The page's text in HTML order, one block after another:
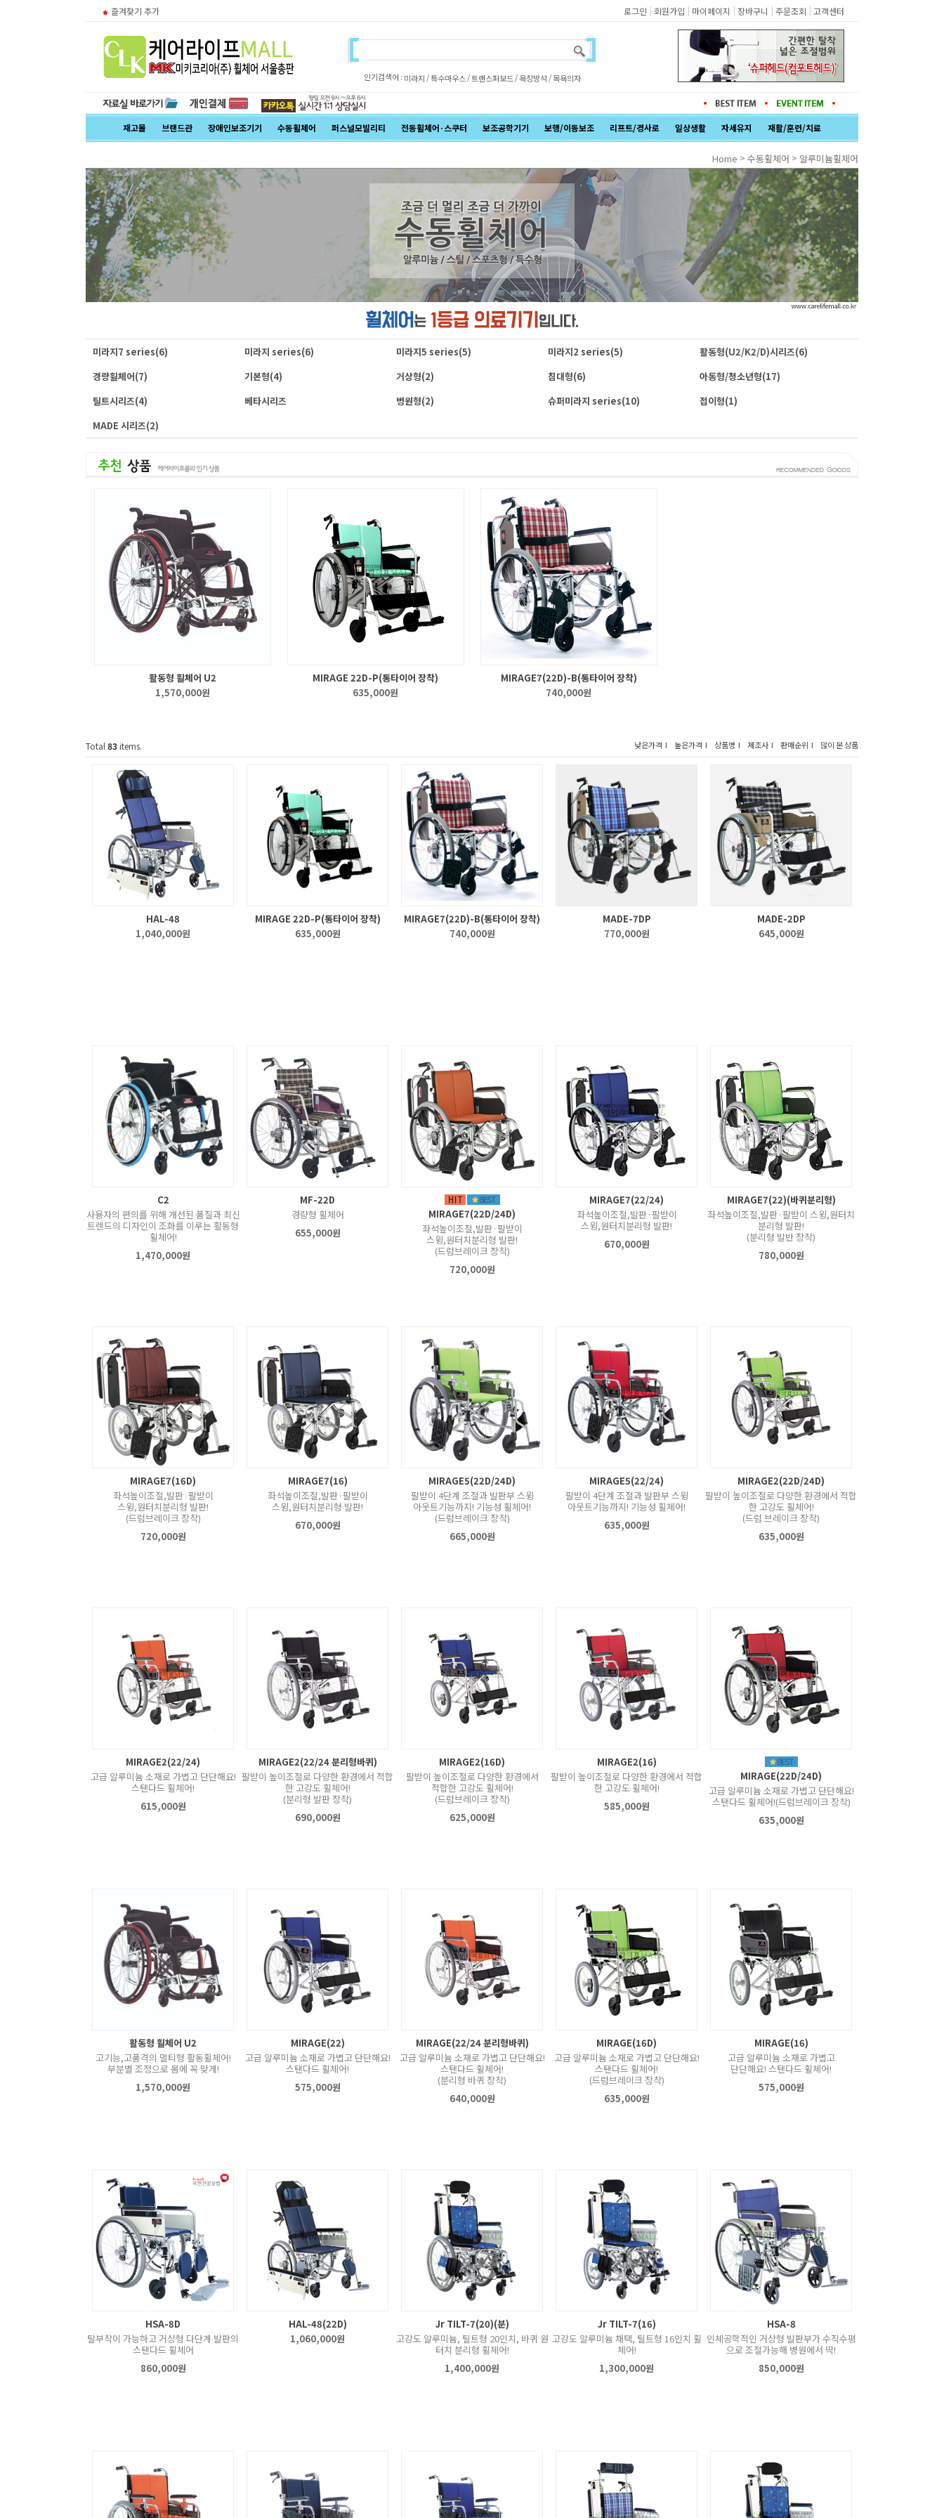
즐겨찾기 추가 로그인 | 회원가입 | 마이페이지 | 장바구니 | 주문조회 | 고객센터
인기검색어 : 미라지 /특수마우스/트랜스퍼보드 /욕창방석 /목욕의자
재고몰 브랜드관 장애인보조기기 수동휠체어 퍼스널모빌리티 전동휠체어·스쿠터 보조공학기기 보행/이동보조 리프트/경사로 일상생활 자세유지 재활/훈련/치료
Home > 수동휠체어 > 알루미늄휠체어
미라지7 series(6) 미라지 series(6) 미라지5 series(5) 미라지2 series(5) 활동형(U2/K2/D)시리즈(6)
경량휠체어(7) 기본형(4) 거상형(2) 침대형(6) 아동형/청소년형(17)
틸트시리즈(4) 베타시리즈 병원형(2) 슈퍼미라지 series(10) 접이형(1)
MADE 시리즈(2)
활동형 휠체어 U2
1,570,000원
MIRAGE 22D-P(통타이어 장착)
635,000원
MIRAGE7(22D)-B(통타이어 장착)
740,000원
Total83items. 낮은가격 I 높은가격 I 상품명 I 제조사 I 판매순위 I 많이 본 상품
HAL-48
1,040,000원
MIRAGE 22D-P(통타이어 장착)
635,000원
MIRAGE7(22D)-B(통타이어 장착)
740,000원
MADE-7DP
770,000원
MADE-2DP
645,000원
C2
사용자의 편의를 위해 개선된 품질과 최신
트렌드의 디자인이 조화를 이루는 활동형
휠체어!
1,470,000원
MF-22D
경량형 휠체어
655,000원
MIRAGE7(22D/24D)
좌석높이조절,발판·팔받이
스윙,원터치분리형 발판!
(드럼브레이크 장착)
720,000원
MIRAGE7(22/24)
좌석높이조절,발판·팔받이
스윙,원터치분리형 발판!
670,000원
MIRAGE7(22)(바퀴분리형)
좌석높이조절,발판·팔받이 스윙,원터치
분리형 발판!
(분리형 발반 장착)
780,000원
MIRAGE7(16D)
좌석높이조절,발판·팔받이
스윙,원터치분리형 발판!
(드럼브레이크 장착)
720,000원
MIRAGE7(16)
좌석높이조절,발판·팔받이
스윙,원터치분리형 발판!
670,000원
MIRAGE5(22D/24D)
팔받이 4단계 조절과 발판부 스윙
아웃트기능까지! 기능성 휠체어!
(드럼브레이크 장착)
665,000원
MIRAGE5(22/24)
팔받이 4단계 조절과 발판부 스윙
아웃트기능까지! 기능성 휠체어!
635,000원
MIRAGE2(22D/24D)
팔받이 높이조절로 다양한 환경에서 적합
한 고강도 휠체어!
(드럼 브레이크 장착)
635,000원
MIRAGE2(22/24)
고급 알루미늄 소재로 가볍고 단단해요!
스탠다드 휠체어!
615,000원
MIRAGE2(22/24 분리형바퀴)
팔받이 높이조절로 다양한 환경에서 적합
한 고강도 휠체어!
(분리형 발판 장착)
690,000원
MIRAGE2(16D)
팔받이 높이조절로 다양한 환경에서
적합한 고강도 휠체어!
(드럼브레이크 장착)
625,000원
MIRAGE2(16)
팔받이 높이조절로 다양한 환경에서 적합
한 고강도 휠체어!
585,000원
MIRAGE(22D/24D)
고급 알루미늄 소재로 가볍고 단단해요!
스탠다드 휠체어!(드럼브레이크 장착)
635,000원
활동형 휠체어 U2
고기능,고품격의 멀티형 활동휠체어!
부분별 조정으로 몸에 꼭 맞게!
1,570,000원
MIRAGE(22)
고급 알루미늄 소재로 가볍고 단단해요!
스탠다드 휠체어!
575,000원
MIRAGE(22/24 분리형바퀴)
고급 알루미늄 소재로 가볍고 단단해요!
스탠다드 휠체어!
(분리형 바퀴 장착)
640,000원
MIRAGE(16D)
고급 알루미늄 소재로 가볍고 단단해요!
스탠다드 휠체어!
(드럼브레이크 장착)
635,000원
MIRAGE(16)
고급 알루미늄 소재로 가볍고
단단해요! 스탠다드 휠체어!
575,000원
HSA-8D
탈부착이 가능하고 거상형 다단계 발판의
스탠다드 휠체어
860,000원
HAL-48(22D)
1,060,000원
Jr TILT-7(20)(분)
고강도 알루미늄, 틸트형 20인치, 바퀴 원
터치 분리형 휠체어!
1,400,000원
Jr TILT-7(16)
고강도 알루미늄 채택, 틸트형 16인치 휠
체어!
1,300,000원
HSA-8
인체공학적인 거상형 발판부가 수직수평
으로 조절가능해 병원에서 딱!
850,000원